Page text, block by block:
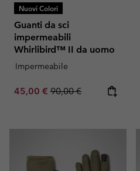
Nuovi Colori
Guanti da sci
impermeabili
Whirlibird™ II da uomo
Impermeabile
Sale price:
45,00 € Regular price:
90,00 €